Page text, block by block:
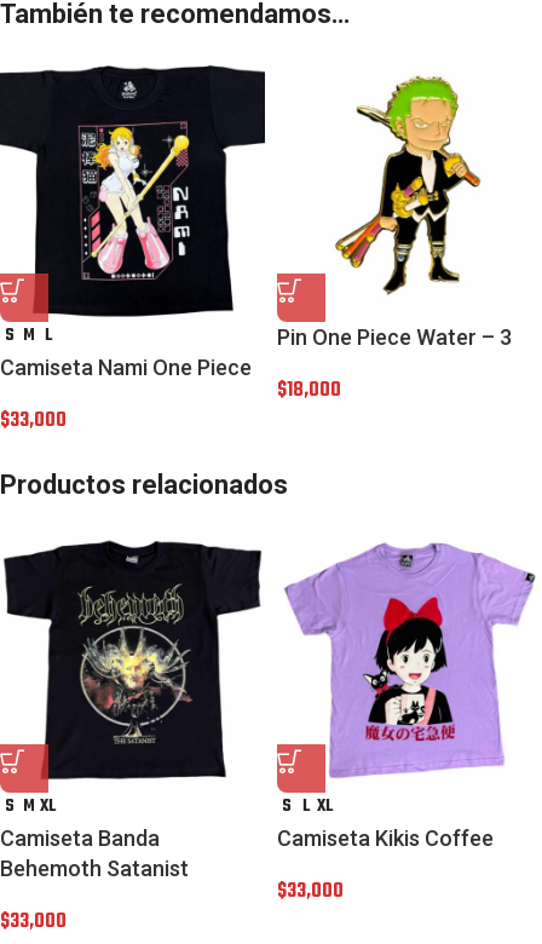
También te recomendamos…
S M L
Camiseta Nami One Piece
$33,000
Pin One Piece Water – 3
$18,000
Productos relacionados
S M XL
Camiseta Banda
Behemoth Satanist
$33,000
S L XL
Camiseta Kikis Coffee
$33,000